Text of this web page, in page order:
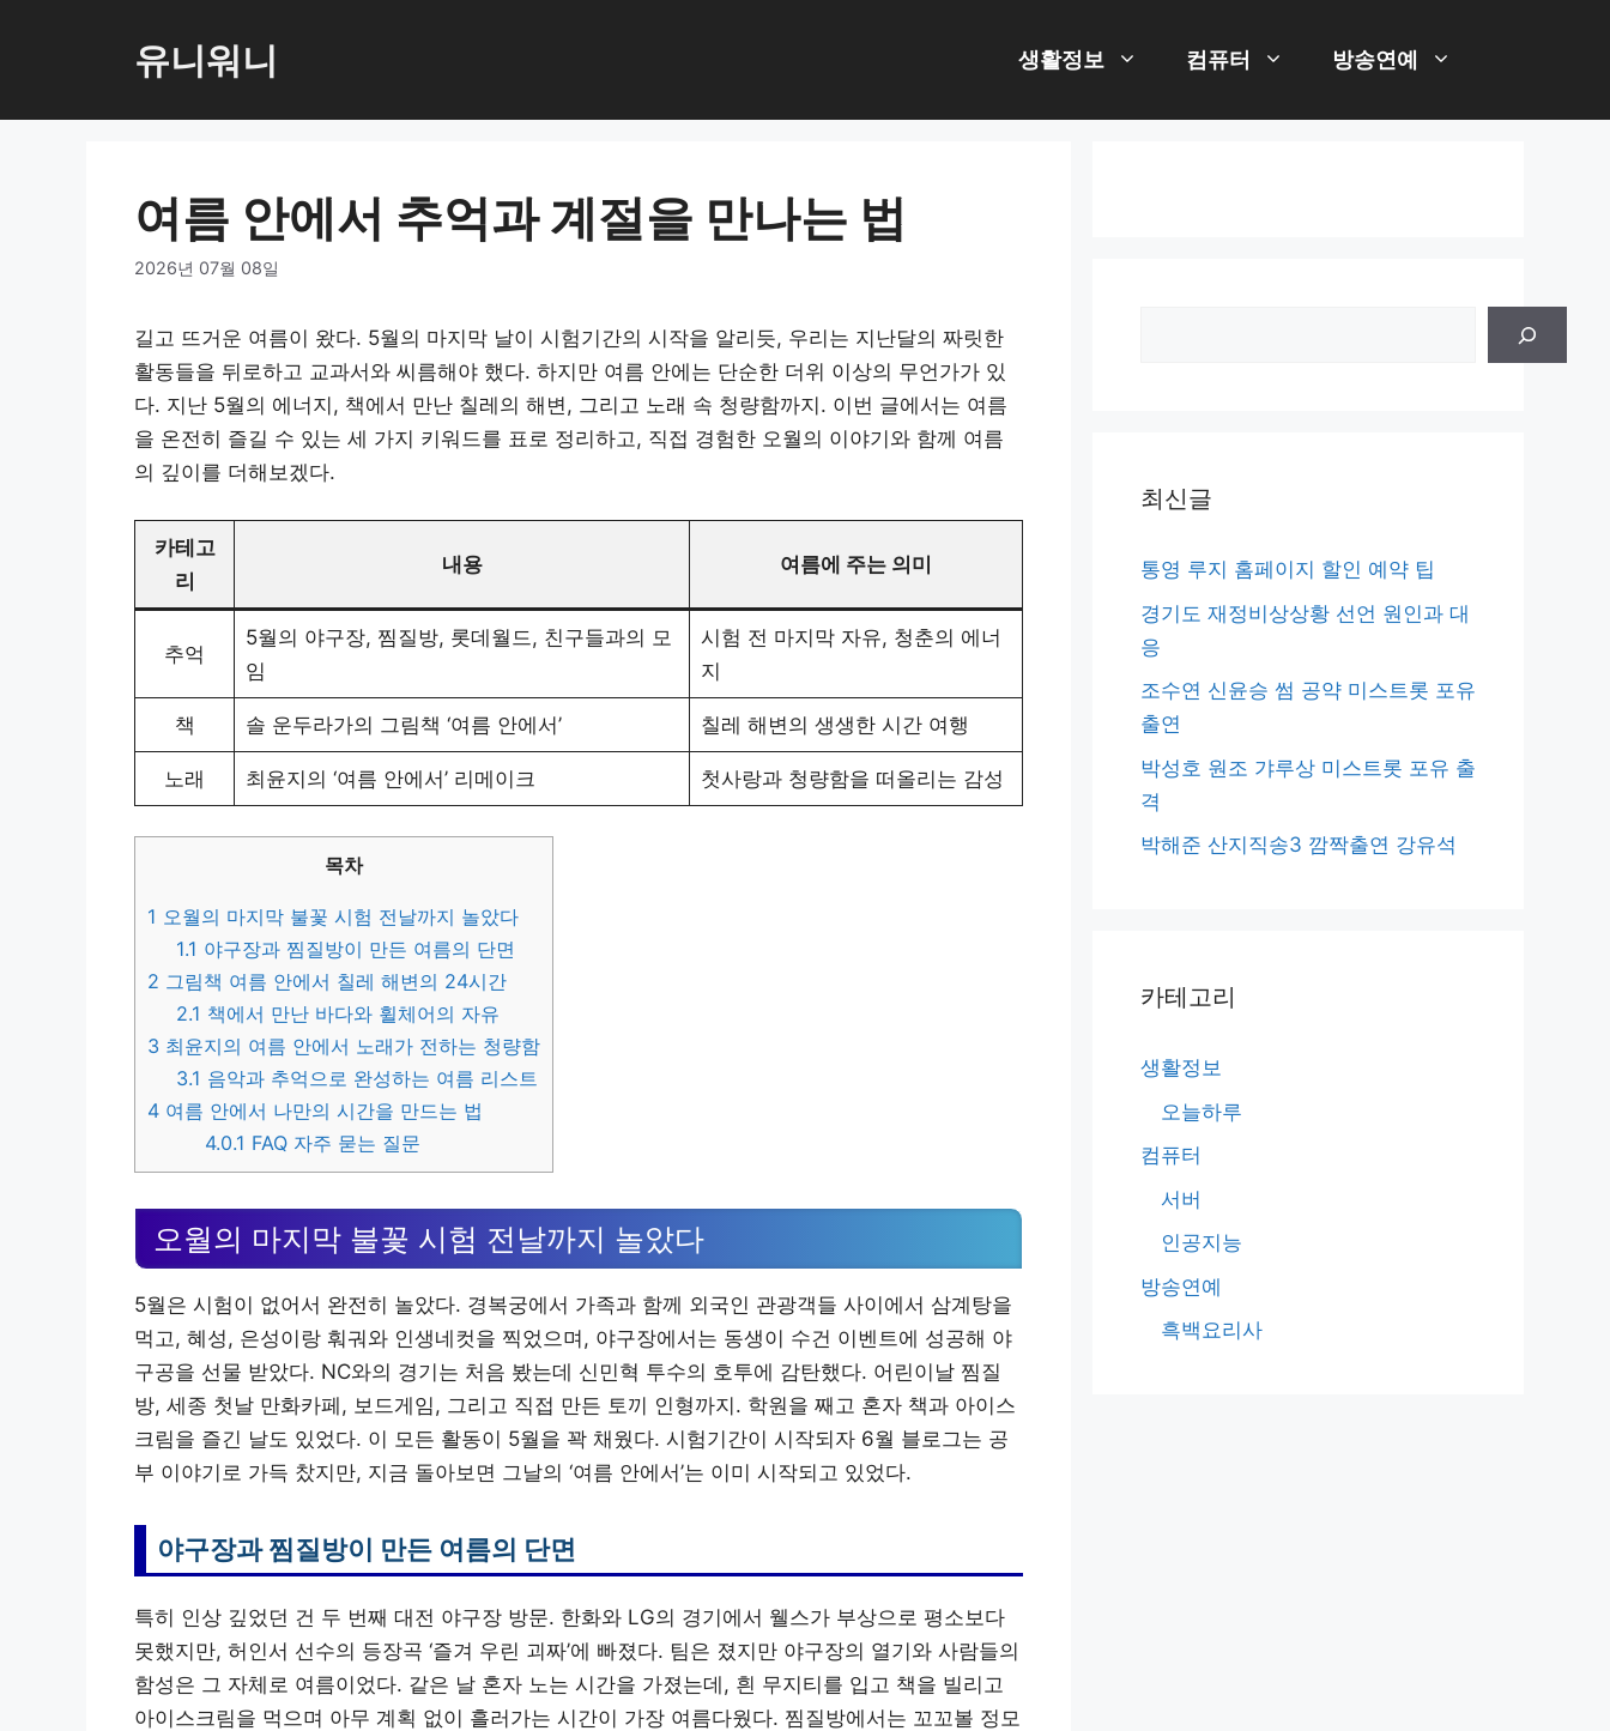
로
유니워니 생활정보 컴퓨터 방송연예
여름 안에서 추억과 계절을 만나는 법
2026년 07월 08일
길고 뜨거운 여름이 왔다. 5월의 마지막 날이 시험기간의 시작을 알리듯, 우리는 지난달의 짜릿한
활동들을 뒤로하고 교과서와 씨름해야 했다. 하지만 여름 안에는 단순한 더위 이상의 무언가가 있
다. 지난 5월의 에너지, 책에서 만난 칠레의 해변, 그리고 노래 속 청량함까지. 이번 글에서는 여름
을 온전히 즐길 수 있는 세 가지 키워드를 표로 정리하고, 직접 경험한 오월의 이야기와 함께 여름
의 깊이를 더해보겠다.
카테고
리
내용 여름에 주는 의미
추억
5월의 야구장, 찜질방, 롯데월드, 친구들과의 모
임
시험 전 마지막 자유, 청춘의 에너
지
책 솔 운두라가의 그림책 ‘여름 안에서’ 칠레 해변의 생생한 시간 여행
노래 최윤지의 ‘여름 안에서’ 리메이크 첫사랑과 청량함을 떠올리는 감성
목차
1 오월의 마지막 불꽃 시험 전날까지 놀았다
1.1 야구장과 찜질방이 만든 여름의 단면
2 그림책 여름 안에서 칠레 해변의 24시간
2.1 책에서 만난 바다와 휠체어의 자유
3 최윤지의 여름 안에서 노래가 전하는 청량함
3.1 음악과 추억으로 완성하는 여름 리스트
4 여름 안에서 나만의 시간을 만드는 법
4.0.1 FAQ 자주 묻는 질문
오월의 마지막 불꽃 시험 전날까지 놀았다
5월은 시험이 없어서 완전히 놀았다. 경복궁에서 가족과 함께 외국인 관광객들 사이에서 삼계탕을
먹고, 혜성, 은성이랑 훠궈와 인생네컷을 찍었으며, 야구장에서는 동생이 수건 이벤트에 성공해 야
구공을 선물 받았다. NC와의 경기는 처음 봤는데 신민혁 투수의 호투에 감탄했다. 어린이날 찜질
방, 세종 첫날 만화카페, 보드게임, 그리고 직접 만든 토끼 인형까지. 학원을 째고 혼자 책과 아이스
크림을 즐긴 날도 있었다. 이 모든 활동이 5월을 꽉 채웠다. 시험기간이 시작되자 6월 블로그는 공
부 이야기로 가득 찼지만, 지금 돌아보면 그날의 ‘여름 안에서’는 이미 시작되고 있었다.
야구장과 찜질방이 만든 여름의 단면
특히 인상 깊었던 건 두 번째 대전 야구장 방문. 한화와 LG의 경기에서 웰스가 부상으로 평소보다
못했지만, 허인서 선수의 등장곡 ‘즐겨 우린 괴짜’에 빠졌다. 팀은 졌지만 야구장의 열기와 사람들의
함성은 그 자체로 여름이었다. 같은 날 혼자 노는 시간을 가졌는데, 흰 무지티를 입고 책을 빌리고
아이스크림을 먹으며 아무 계획 없이 흘러가는 시간이 가장 여름다웠다. 찜질방에서는 꼬꼬볼 정모
최신글
통영 루지 홈페이지 할인 예약 팁
경기도 재정비상상황 선언 원인과 대
응
조수연 신윤승 썸 공약 미스트롯 포유
출연
박성호 원조 갸루상 미스트롯 포유 출
격
박해준 산지직송3 깜짝출연 강유석
카테고리
생활정보
오늘하루
컴퓨터
서버
인공지능
방송연예
흑백요리사